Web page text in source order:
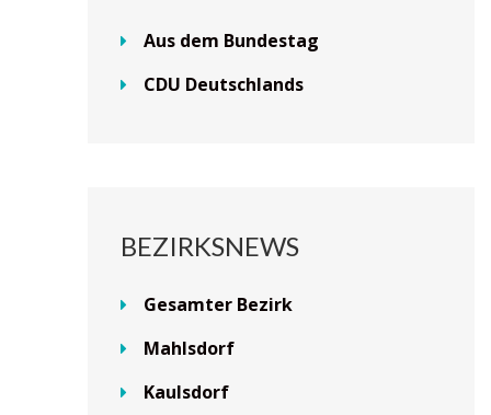
Aus dem Bundestag
CDU Deutschlands
BEZIRKSNEWS
Gesamter Bezirk
Mahlsdorf
Kaulsdorf